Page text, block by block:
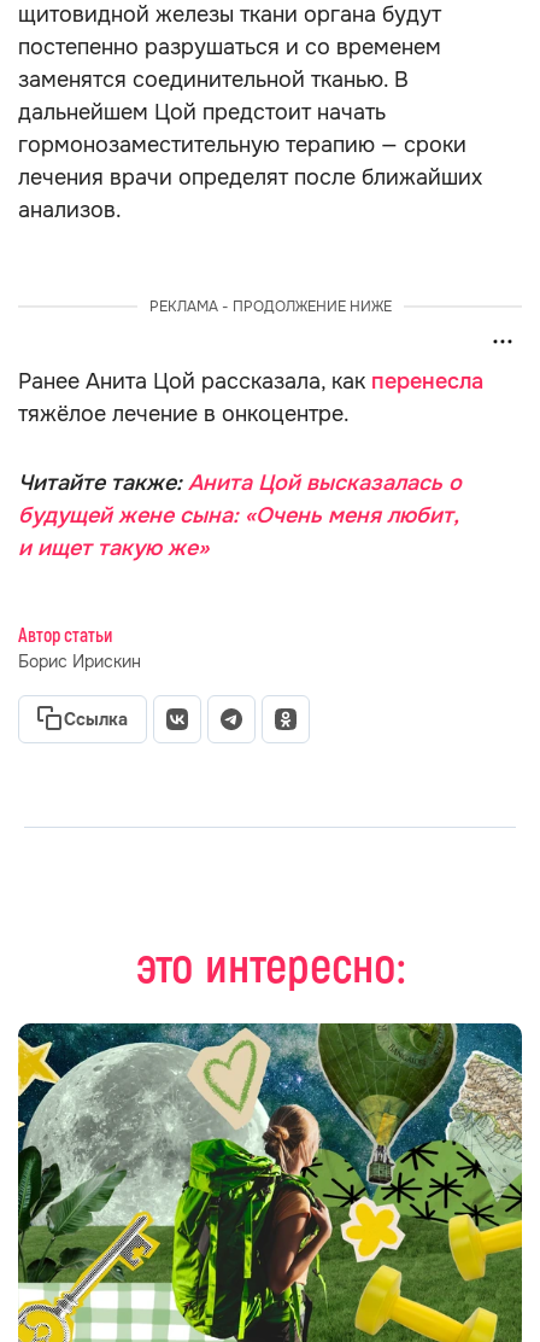
щитовидной железы ткани органа будут
постепенно разрушаться и со временем
заменятся соединительной тканью. В
дальнейшем Цой предстоит начать
гормонозаместительную терапию — сроки
лечения врачи определят после ближайших
анализов.
РЕКЛАМА - ПРОДОЛЖЕНИЕ НИЖЕ
Ранее Анита Цой рассказала, как перенесла
тяжёлое лечение в онкоцентре.
Читайте также:Анита Цой высказалась о
будущей жене сына: «Очень меня любит,
и ищет такую же»
Автор статьи
Борис Ирискин
Ссылка
это интересно: